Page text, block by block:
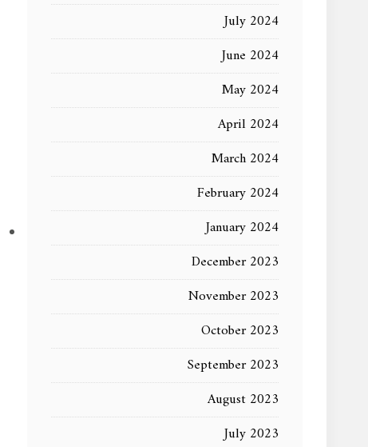
July 2024
June 2024
May 2024
April 2024
March 2024
February 2024
January 2024
December 2023
November 2023
October 2023
September 2023
August 2023
July 2023